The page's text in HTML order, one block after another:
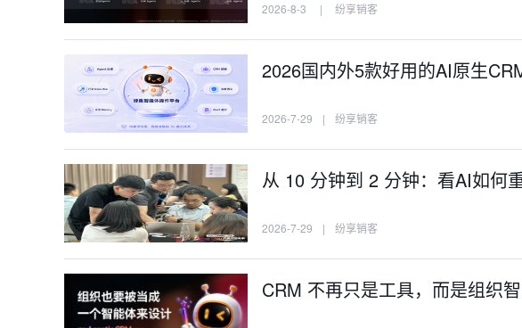
2026-8-3 | 纷享销客
2026国内外5款好用的AI原生
2026-7-29 | 纷享销客
从 10 分钟到 2 分钟：看AI如何
2026-7-29 | 纷享销客
CRM 不再只是工具，而是组织